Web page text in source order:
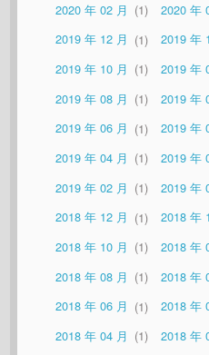
2020 年 02 月
1 2020 年
2019 年 12 月
1 2019 年
2019 年 10 月
1 2019 年
2019 年 08 月
1 2019 年
2019 年 06 月
1 2019 年
2019 年 04 月
1 2019 年
2019 年 02 月
1 2019 年
2018 年 12 月
1 2018 年
2018 年 10 月
1 2018 年
2018 年 08 月
1 2018 年
2018 年 06 月
1 2018 年
2018 年 04 月
1 2018 年